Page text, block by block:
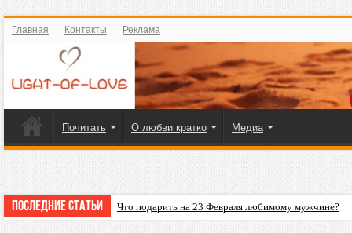
Главная Контакты Реклама
Почитать О любви кратко Медиа
Последние статьи Что подарить на 23 Февраля любимому мужчине?